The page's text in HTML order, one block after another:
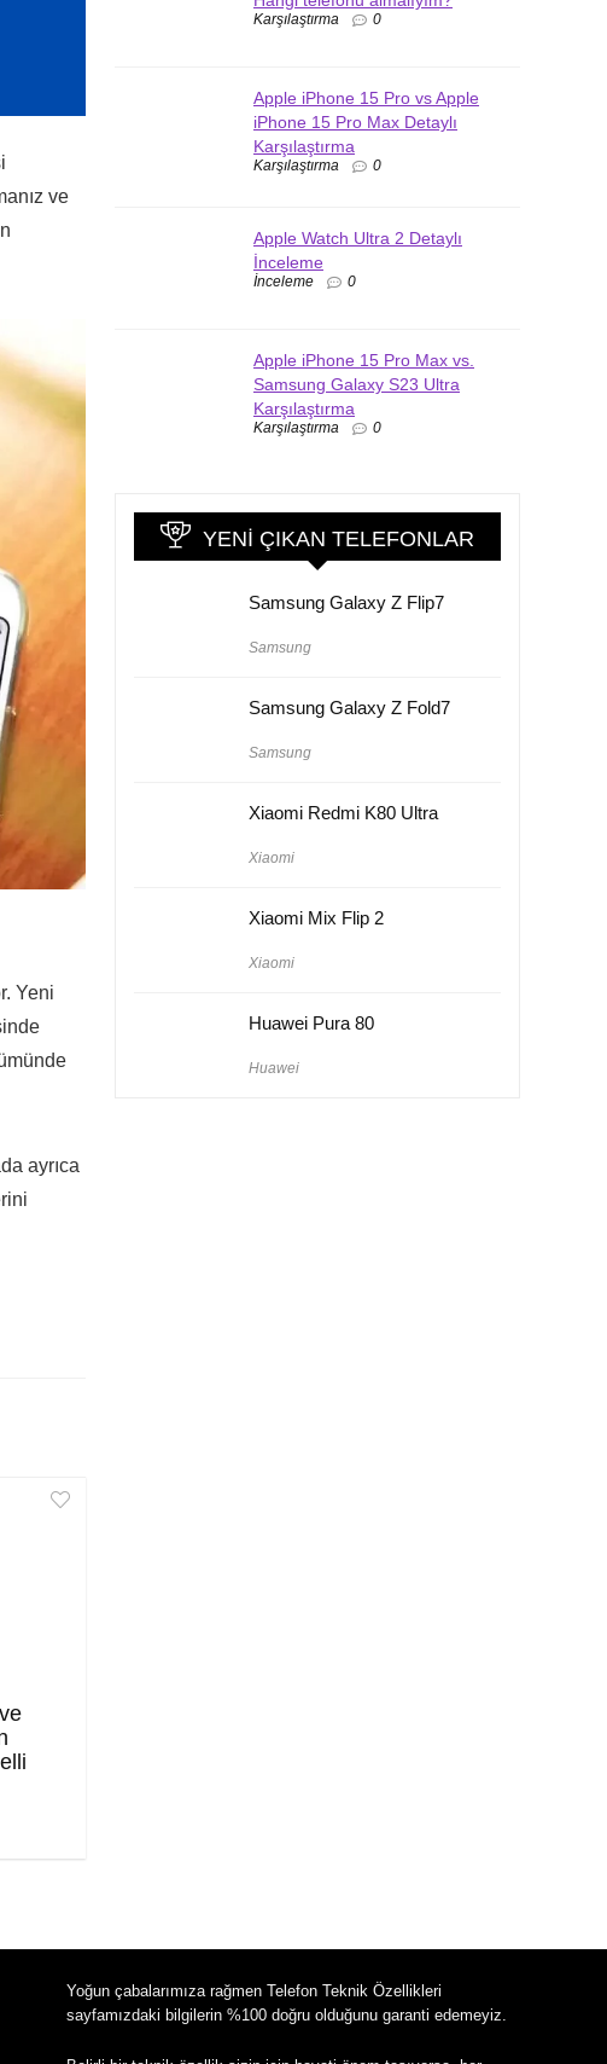
ve
Yeni
ayrıca
Karşılaştırma 0
Apple iPhone 15 Pro vs Apple
iPhone 15 Pro Max Detaylı
Karşılaştırma
Karşılaştırma 0
Apple Watch Ultra 2 Detaylı
İnceleme
İnceleme 0
Apple iPhone 15 Pro Max vs.
Samsung Galaxy S23 Ultra
Karşılaştırma
Karşılaştırma 0
YENI ÇIKAN TELEFONLAR
Samsung Galaxy Z Flip7
Samsung
Samsung Galaxy Z Fold7
Samsung
Xiaomi Redmi K80 Ultra
Xiaomi
Xiaomi Mix Flip 2
Xiaomi
Huawei Pura 80
Huawei
Yoğun çabalarımıza rağmen Telefon Teknik Özellikleri
sayfamızdaki bilgilerin %100 doğru olduğunu garanti edemeyiz.